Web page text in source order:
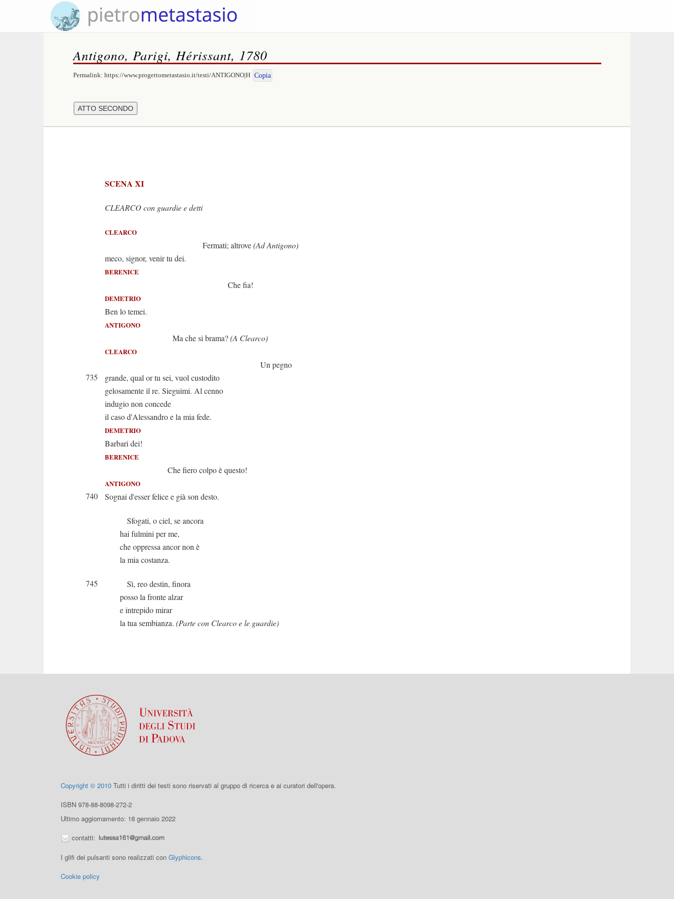
Antigono, Parigi, Hérissant, 1780
Permalink: https://www.progettometastasio.it/testi/ANTIGONO|H Copia
SCENA XI
CLEARCO con guardie e detti
CLEARCO
Fermati; altrove(Ad Antigono)
meco, signor, venir tu dei.
BERENICE
Che fia!
DEMETRIO
Ben lo temei.
ANTIGONO
Ma che si brama?(A Clearco)
CLEARCO
Un pegno
735
grande, qual or tu sei, vuol custodito
gelosamente il re. Sieguimi. Al cenno
indugio non concede
il caso d'Alessandro e la mia fede.
DEMETRIO
Barbari dei!
BERENICE
Che fiero colpo è questo!
ANTIGONO
740 Sognai d'esser felice e già son desto.
Sfogati, o ciel, se ancora
hai fulmini per me,
che oppressa ancor non è
la mia costanza.
745
Sì, reo destin, finora
posso la fronte alzar
e intrepido mirar
la tua sembianza. (Parte con Clearco e le guardie)
Copyright © 2010 Tutti i diritti dei testi sono riservati al gruppo di ricerca e ai curatori dell'opera.
ISBN 978-88-8098-272-2
Ultimo aggiornamento: 18 gennaio 2022
contatti:
I glifi dei pulsanti sono realizzati con Glyphicons.
Cookie policy